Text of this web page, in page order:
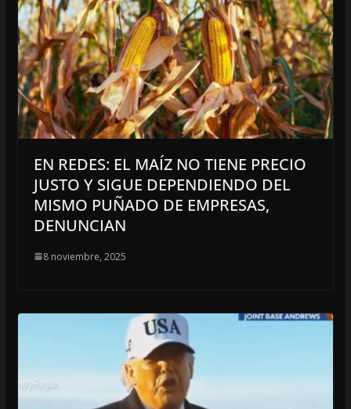
EN REDES: EL MAÍZ NO TIENE PRECIO
JUSTO Y SIGUE DEPENDIENDO DEL
MISMO PUÑADO DE EMPRESAS,
DENUNCIAN
8 noviembre, 2025